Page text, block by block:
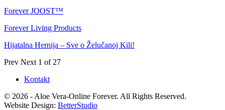
Forever JOOST™
Forever Living Products
Hijatalna Hernija – Sve o Želučanoj Kili!
Prev Next 1 of 27
Kontakt
© 2026 - Aloe Vera-Online Forever. All Rights Reserved.
Website Design: BetterStudio